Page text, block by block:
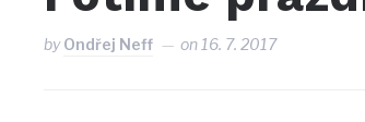
byOndřej Neff on 16. 7. 2017